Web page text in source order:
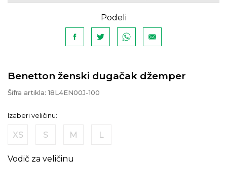
Podeli
Benetton ženski dugačak džemper
Šifra artikla:18L4EN00J-100
Izaberi veličinu:
XS S M L
Vodič za veličinu